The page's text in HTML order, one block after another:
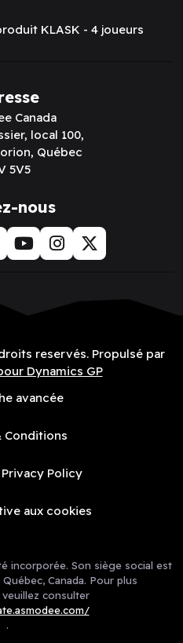
KLASK - 4 joueurs
Canada
local 100,
Québec
5V5
nous
reservés. Propulsé par
Dynamics GP
avancée
Conditions
Policy
aux cookies
incorporée. Son siège social est
Canada. Pour plus
consulter
.